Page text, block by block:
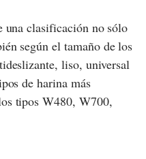
una clasificación no sólo
según el tamaño de los
liso, universal
de harina más
tipos W480, W700,